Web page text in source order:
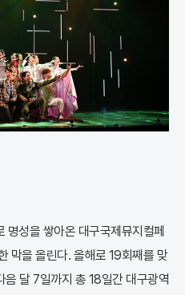
명성을 쌓아온 대구국제뮤지컬페
막을 올린다. 올해로 19회째를 맞
달 7일까지 총 18일간 대구광역